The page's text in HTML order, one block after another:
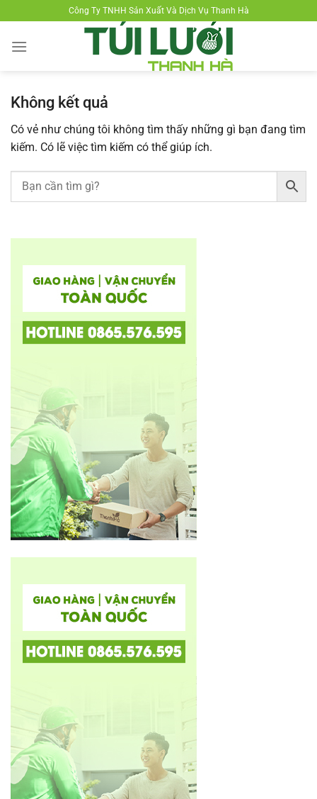
đến
nội
Công Ty TNHH Sản Xuất Và Dịch Vụ Thanh Hà
Không kết quả
Có vẻ như chúng tôi không tìm thấy những gì bạn đang tìm
kiếm. Có lẽ việc tìm kiếm có thể giúp ích.